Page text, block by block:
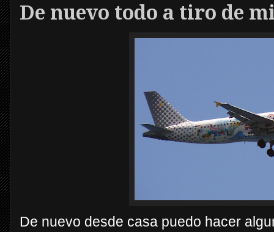
De nuevo todo a tiro de
De nuevo desde casa puedo hacer